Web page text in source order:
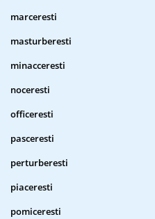
marceresti
masturberesti
minacceresti
noceresti
officeresti
pasceresti
perturberesti
piaceresti
pomiceresti